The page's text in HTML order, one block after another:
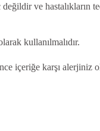
ve hastalıkların
kullanılmalıdır.
içeriğe karşı alerjiniz